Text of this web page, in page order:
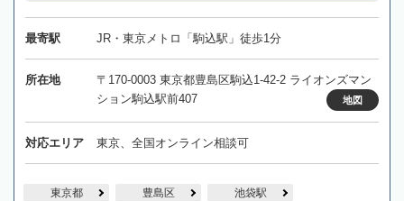
最寄駅 JR・東京メトロ「駒込駅」徒歩1分
所在地
〒170-0003 東京都豊島区駒込1-42-2 ライオンズマン
ション駒込駅前407
地図
対応エリア 東京、全国オンライン相談可
東京都 豊島区 池袋駅